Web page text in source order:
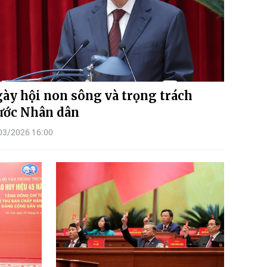
hội non sông và trọng trách
Nhân dân
2026 16:00